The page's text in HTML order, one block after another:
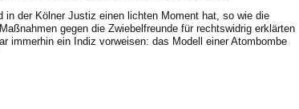
in der Kölner Justiz einen lichten Moment hat, so wie die
gegen die Zwiebelfreunde für rechtswidrig erklärten
immerhin ein Indiz vorweisen: das Modell einer Atombombe